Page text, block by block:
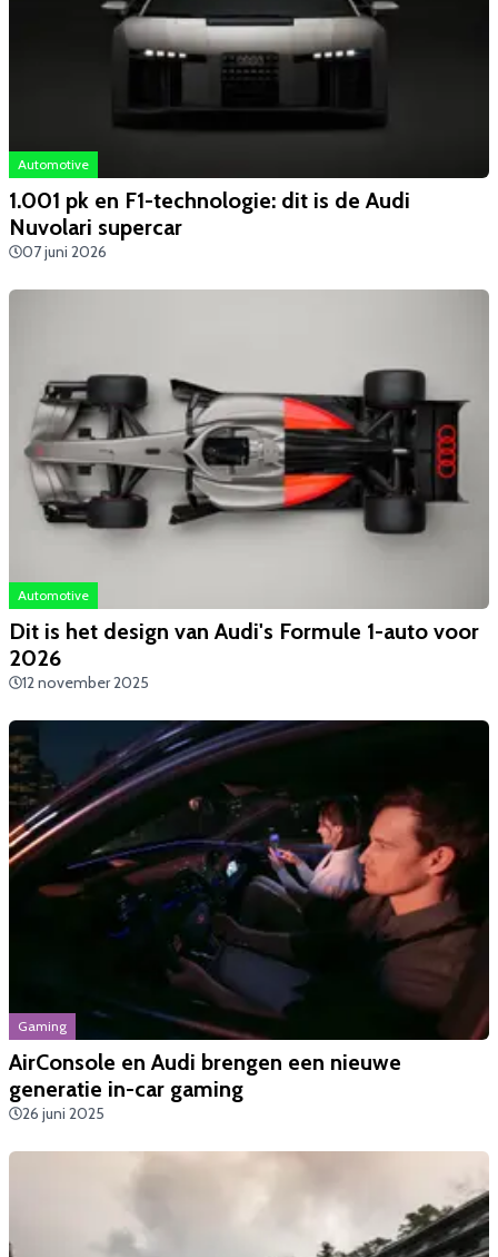
Automotive
1.001 pk en F1-technologie: dit is de Audi
Nuvolari supercar
07 juni 2026
Automotive
Dit is het design van Audi's Formule 1-auto voor
2026
12 november 2025
Gaming
AirConsole en Audi brengen een nieuwe
generatie in-car gaming
26 juni 2025